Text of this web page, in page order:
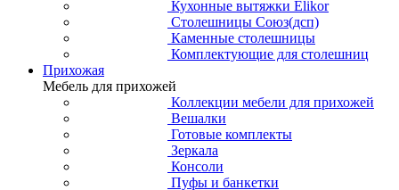
Кухонные вытяжки Elikor
Столешницы Союз(дсп)
Каменные столешницы
Комплектующие для столешниц
Прихожая
Мебель для прихожей
Коллекции мебели для прихожей
Вешалки
Готовые комплекты
Зеркала
Консоли
Пуфы и банкетки